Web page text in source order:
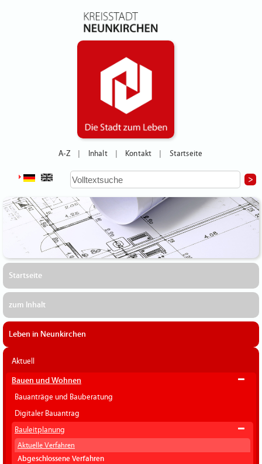
A-Z Inhalt Kontakt Startseite
Startseite
zum Inhalt
Leben in Neunkirchen
Aktuell
Bauen und Wohnen
Bauanträge und Bauberatung
Digitaler Bauantrag
Bauleitplanung
Aktuelle Verfahren
Abgeschlossene Verfahren